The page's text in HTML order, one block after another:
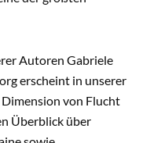
Autoren Gabriele
erscheint in unserer
Dimension von Flucht
Überblick über